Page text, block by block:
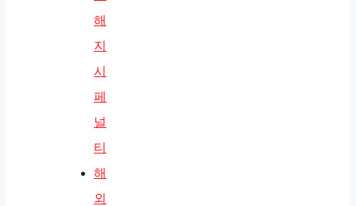
해
지
시
페
널
티
해
외